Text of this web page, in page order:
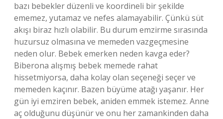
bazı bebekler düzenli ve koordineli bir şekilde
ememez, yutamaz ve nefes alamayabilir. Çünkü süt
akışı biraz hızlı olabilir. Bu durum emzirme sırasında
huzursuz olmasına ve memeden vazgeçmesine
neden olur. Bebek emerken neden kavga eder?
Biberona alışmış bebek memede rahat
hissetmiyorsa, daha kolay olan seçeneği seçer ve
memeden kaçınır. Bazen büyüme atağı yaşanır. Her
gün iyi emziren bebek, aniden emmek istemez. Anne
aç olduğunu düşünür ve onu her zamankinden daha